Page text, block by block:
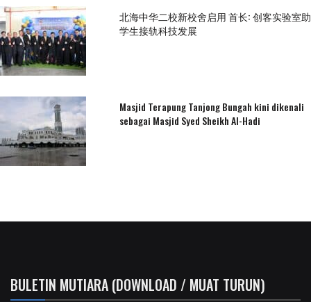
北海中华二校新校舍启用 首长: 创客实验室助
学生接轨科技发展
Masjid Terapung Tanjong Bungah kini dikenali
sebagai Masjid Syed Sheikh Al-Hadi
BULETIN MUTIARA (DOWNLOAD / MUAT TURUN)